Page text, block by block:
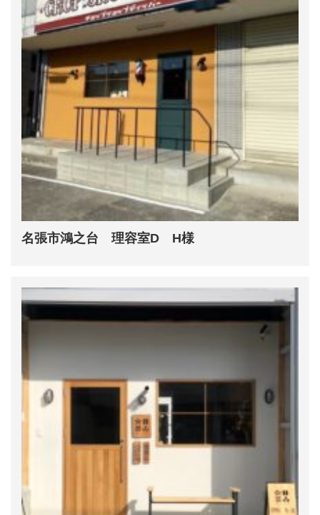
名張市鴻之台 理容室D H様